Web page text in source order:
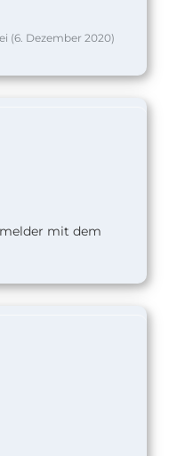
(6. Dezember 2020)
mit dem